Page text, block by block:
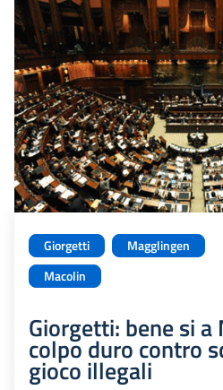
Giorgetti
Magglingen
Macolin
Giorgetti: bene si
colpo duro contro
gioco illegali